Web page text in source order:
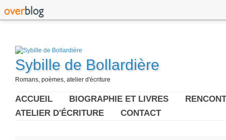
Sybille de Bollardière
Romans, poèmes, atelier d'écriture
ACCUEIL BIOGRAPHIE ET LIVRES
ATELIER D'ÉCRITURE
CONTACT